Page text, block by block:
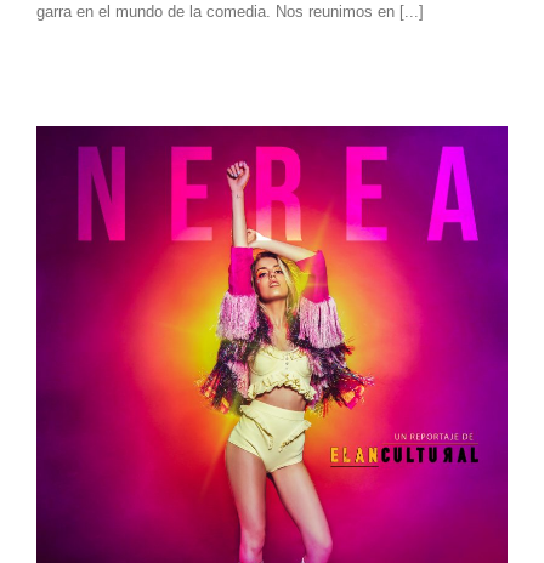
garra en el mundo de la comedia. Nos reunimos en [...]